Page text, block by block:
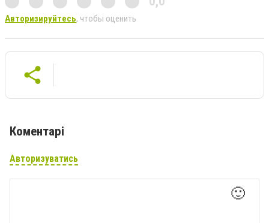
Авторизируйтесь, чтобы оценить
Коментарі
Авторизуватись
🙂